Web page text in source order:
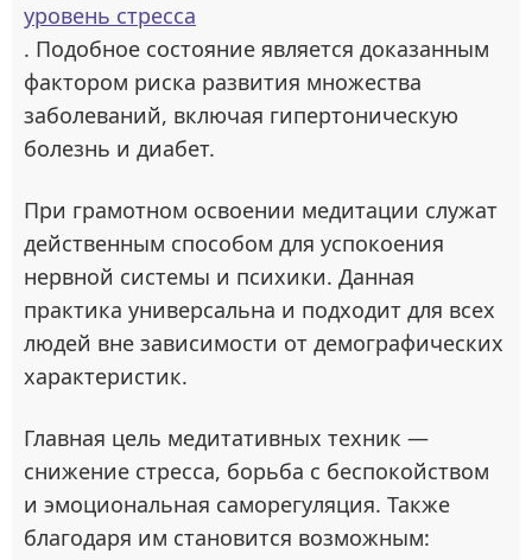
уровень стресса
. Подобное состояние является доказанным
фактором риска развития множества
заболеваний, включая гипертоническую
болезнь и диабет.
При грамотном освоении медитации служат
действенным способом для успокоения
нервной системы и психики. Данная
практика универсальна и подходит для всех
людей вне зависимости от демографических
характеристик.
Главная цель медитативных техник —
снижение стресса, борьба с беспокойством
и эмоциональная саморегуляция. Также
благодаря им становится возможным: